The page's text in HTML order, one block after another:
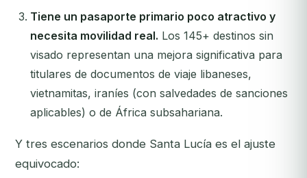
Tiene un pasaporte primario poco atractivo y
necesita movilidad real. Los 145+ destinos sin
visado representan una mejora significativa para
titulares de documentos de viaje libaneses,
vietnamitas, iraníes (con salvedades de sanciones
aplicables) o de África subsahariana.
Y tres escenarios donde Santa Lucía es el ajuste
equivocado: